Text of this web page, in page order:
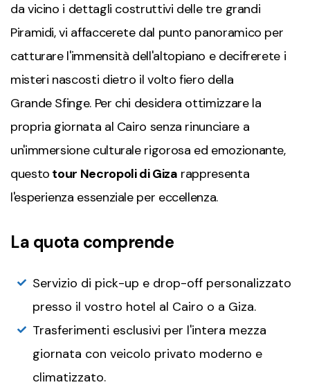
da vicino i dettagli costruttivi delle tre grandi
Piramidi, vi affaccerete dal punto panoramico per
catturare l'immensità dell'altopiano e decifrerete i
misteri nascosti dietro il volto fiero della
Grande Sfinge. Per chi desidera ottimizzare la
propria giornata al Cairo senza rinunciare a
un'immersione culturale rigorosa ed emozionante,
questo tour Necropoli di Giza rappresenta
l'esperienza essenziale per eccellenza.
La quota comprende
Servizio di pick-up e drop-off personalizzato
presso il vostro hotel al Cairo o a Giza.
Trasferimenti esclusivi per l'intera mezza
giornata con veicolo privato moderno e
climatizzato.